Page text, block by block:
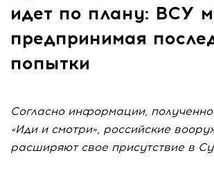
идет по плану: ВСУ
предпринимая
попытки
Согласно информации,
«Иди и смотри», российские
расширяют свое присутствие в